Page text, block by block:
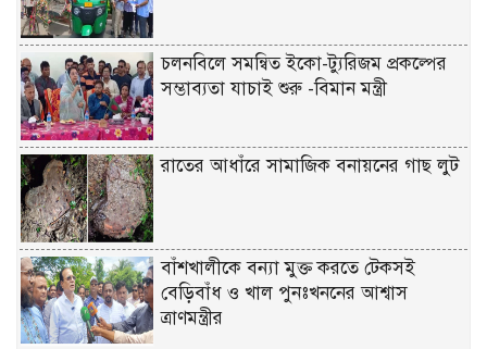
চলনবিলে সমন্বিত ইকো-ট্যুরিজম প্রকল্পের
সম্ভাব্যতা যাচাই শুরু -বিমান মন্ত্রী
রাতের আধাঁরে সামাজিক বনায়নের গাছ লুট
বাঁশখালীকে বন্যা মুক্ত করতে টেকসই
বেড়িবাঁধ ও খাল পুনঃখননের আশ্বাস
ত্রাণমন্ত্রীর